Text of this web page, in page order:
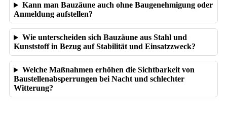
Kann man Bauzäune auch ohne Baugenehmigung oder
Anmeldung aufstellen?
Wie unterscheiden sich Bauzäune aus Stahl und
Kunststoff in Bezug auf Stabilität und Einsatzzweck?
Welche Maßnahmen erhöhen die Sichtbarkeit von
Baustellenabsperrungen bei Nacht und schlechter
Witterung?